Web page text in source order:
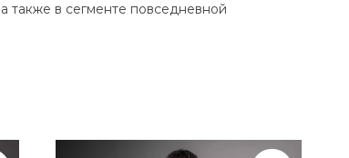
также в сегменте повседневной